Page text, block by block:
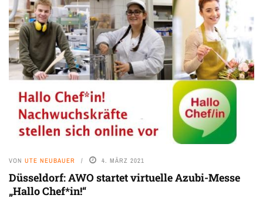
VON UTE NEUBAUER 4. MÄRZ 2021
Düsseldorf: AWO startet virtuelle Azubi-Messe
„Hallo Chef*in!“